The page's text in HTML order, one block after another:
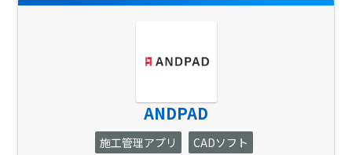
ANDPAD
施工管理アプリ
CADソフト